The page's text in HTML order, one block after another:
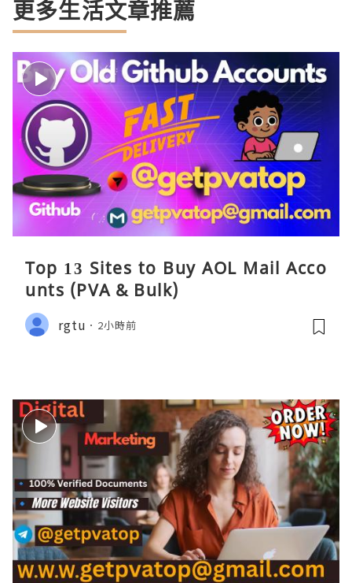
更多生活文章推薦
Top 13 Sites to Buy AOL Mail Acco
unts (PVA & Bulk)
rgtu 2小時前